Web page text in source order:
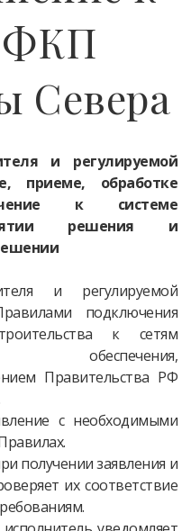
ФКП
Севера
и регулируемой
приеме, обработке
к системе
решения и
и регулируемой
подключения
к сетям
обеспечения,
Правительства РФ
с необходимыми
получении заявления и
их соответствие